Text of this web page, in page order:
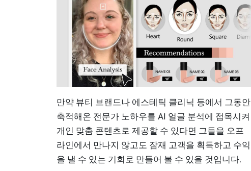
만약 뷰티 브랜드나 에스테틱 클리닉 등에서 그동안
축적해온 전문가 노하우를 AI 얼굴 분석에 접목시켜
개인 맞춤 콘텐츠로 제공할 수 있다면 그들을 오프
라인에서 만나지 않고도 잠재 고객을 획득하고 수익
을 낼 수 있는 기회로 만들어 볼 수 있을 것입니다.